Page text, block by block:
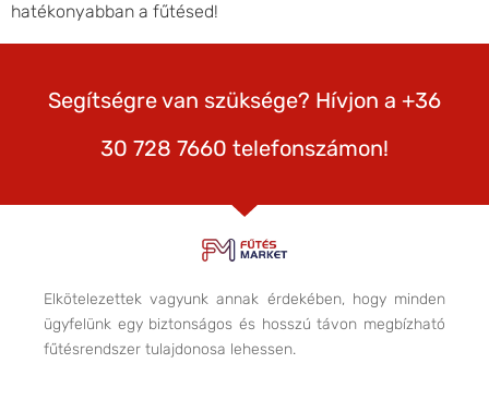
hatékonyabban a fűtésed!
Segítségre van szüksége? Hívjon a +36
30 728 7660 telefonszámon!
Elkötelezettek vagyunk annak érdekében, hogy minden
ügyfelünk egy biztonságos és hosszú távon megbízható
fűtésrendszer tulajdonosa lehessen.